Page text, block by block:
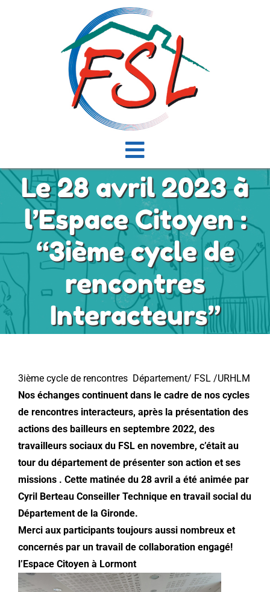
Navigation
à
bascule
Accueil
Actualités
Présentation
Les aides
FSL sur le territoire
Contact/Formulaires
Foire Aux Questions
Le 28 avril 2023 à
l’Espace Citoyen :
“3ième cycle de
rencontres
Interacteurs”
3ième cycle de rencontres Département/ FSL /URHLM
Nos échanges continuent dans le cadre de nos cycles
de rencontres interacteurs, après la présentation des
actions des bailleurs en septembre 2022, des
travailleurs sociaux du FSL en novembre, c’était au
tour du département de présenter son action et ses
missions . Cette matinée du 28 avril a été animée par
Cyril Berteau Conseiller Technique en travail social du
Département de la Gironde.
Merci aux participants toujours aussi nombreux et
concernés par un travail de collaboration engagé!
l’Espace Citoyen à Lormont